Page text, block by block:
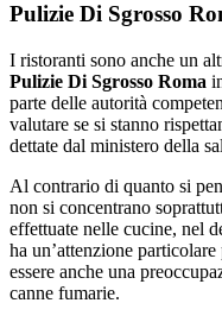
Pulizie Di Sgrosso
I ristoranti sono anche un
Pulizie Di Sgrosso Roma
parte delle autorità
valutare se si stanno
dettate dal ministero della
Al contrario di quanto si
non si concentrano
effettuate nelle cucine, nel
ha un’attenzione
essere anche una
canne fumarie.